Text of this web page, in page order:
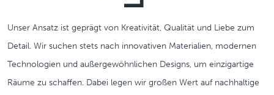
Unser Ansatz ist geprägt von Kreativität, Qualität und Liebe zum
Detail. Wir suchen stets nach innovativen Materialien, modernen
Technologien und außergewöhnlichen Designs, um einzigartige
Räume zu schaffen. Dabei legen wir großen Wert auf nachhaltige